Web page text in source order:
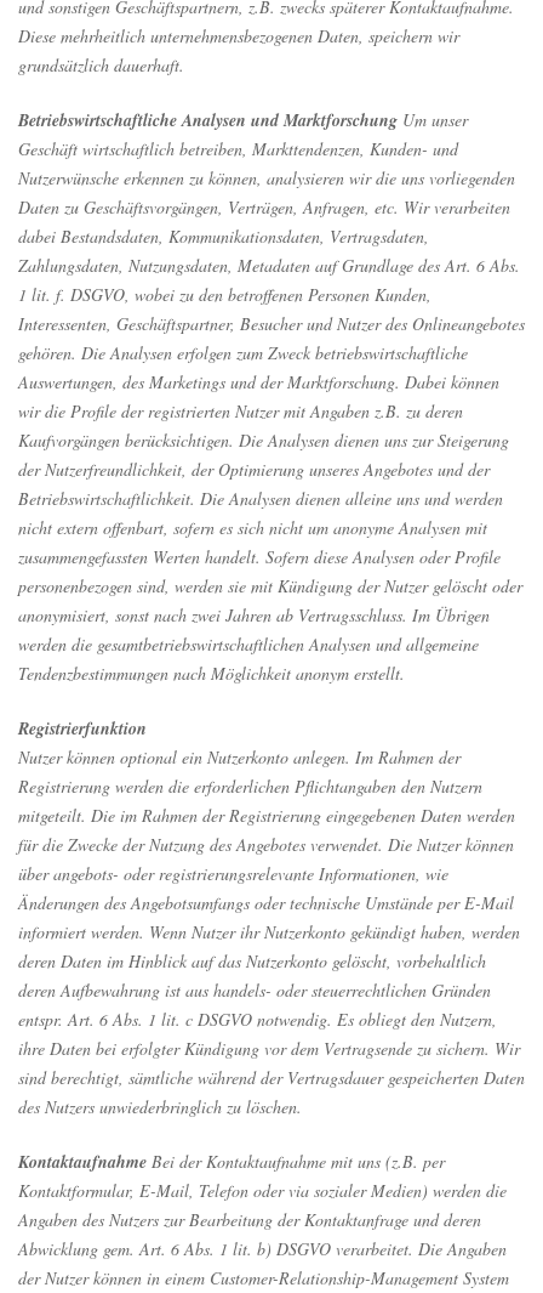
und sonstigen Geschäftspartnern, z.B. zwecks späterer Kontaktaufnahme.
Diese mehrheitlich unternehmensbezogenen Daten, speichern wir
grundsätzlich dauerhaft.
Betriebswirtschaftliche Analysen und Marktforschung Um unser
Geschäft wirtschaftlich betreiben, Markttendenzen, Kunden- und
Nutzerwünsche erkennen zu können, analysieren wir die uns vorliegenden
Daten zu Geschäftsvorgängen, Verträgen, Anfragen, etc. Wir verarbeiten
dabei Bestandsdaten, Kommunikationsdaten, Vertragsdaten,
Zahlungsdaten, Nutzungsdaten, Metadaten auf Grundlage des Art. 6 Abs.
1 lit. f. DSGVO, wobei zu den betroffenen Personen Kunden,
Interessenten, Geschäftspartner, Besucher und Nutzer des Onlineangebotes
gehören. Die Analysen erfolgen zum Zweck betriebswirtschaftliche
Auswertungen, des Marketings und der Marktforschung. Dabei können
wir die Profile der registrierten Nutzer mit Angaben z.B. zu deren
Kaufvorgängen berücksichtigen. Die Analysen dienen uns zur Steigerung
der Nutzerfreundlichkeit, der Optimierung unseres Angebotes und der
Betriebswirtschaftlichkeit. Die Analysen dienen alleine uns und werden
nicht extern offenbart, sofern es sich nicht um anonyme Analysen mit
zusammengefassten Werten handelt. Sofern diese Analysen oder Profile
personenbezogen sind, werden sie mit Kündigung der Nutzer gelöscht oder
anonymisiert, sonst nach zwei Jahren ab Vertragsschluss. Im Übrigen
werden die gesamtbetriebswirtschaftlichen Analysen und allgemeine
Tendenzbestimmungen nach Möglichkeit anonym erstellt.
Registrierfunktion
Nutzer können optional ein Nutzerkonto anlegen. Im Rahmen der
Registrierung werden die erforderlichen Pflichtangaben den Nutzern
mitgeteilt. Die im Rahmen der Registrierung eingegebenen Daten werden
für die Zwecke der Nutzung des Angebotes verwendet. Die Nutzer können
über angebots- oder registrierungsrelevante Informationen, wie
Änderungen des Angebotsumfangs oder technische Umstände per E-Mail
informiert werden. Wenn Nutzer ihr Nutzerkonto gekündigt haben, werden
deren Daten im Hinblick auf das Nutzerkonto gelöscht, vorbehaltlich
deren Aufbewahrung ist aus handels- oder steuerrechtlichen Gründen
entspr. Art. 6 Abs. 1 lit. c DSGVO notwendig. Es obliegt den Nutzern,
ihre Daten bei erfolgter Kündigung vor dem Vertragsende zu sichern. Wir
sind berechtigt, sämtliche während der Vertragsdauer gespeicherten Daten
des Nutzers unwiederbringlich zu löschen.
Kontaktaufnahme Bei der Kontaktaufnahme mit uns (z.B. per
Kontaktformular, E-Mail, Telefon oder via sozialer Medien) werden die
Angaben des Nutzers zur Bearbeitung der Kontaktanfrage und deren
Abwicklung gem. Art. 6 Abs. 1 lit. b) DSGVO verarbeitet. Die Angaben
der Nutzer können in einem Customer-Relationship-Management System